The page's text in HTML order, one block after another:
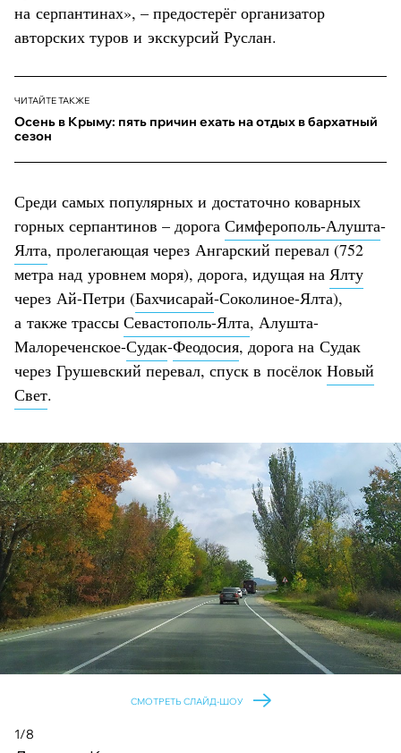
на серпантинах», – предостерёг организатор
авторских туров и экскурсий Руслан.
ЧИТАЙТЕ ТАКЖЕ
Осень в Крыму: пять причин ехать на отдых в бархатный
сезон
Среди самых популярных и достаточно коварных
горных серпантинов – дорога Симферополь-Алушта-
Ялта, пролегающая через Ангарский перевал (752
метра над уровнем моря), дорога, идущая на Ялту
через Ай-Петри (Бахчисарай-Соколиное-Ялта),
а также трассы Севастополь-Ялта, Алушта-
Малореченское-Судак-Феодосия, дорога на Судак
через Грушевский перевал, спуск в посёлок Новый
Свет.
СМОТРЕТЬ СЛАЙД-ШОУ
1/8